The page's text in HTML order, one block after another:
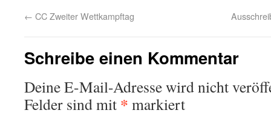
← CC Zweiter Wettkampftag
Schreibe einen Kommentar
Deine E-Mail-Adresse wird nicht
Felder sind mit * markiert